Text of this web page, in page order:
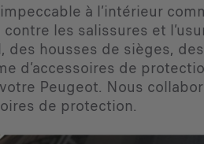
à l’intérieur
les salissures et
housses de sièges,
d’accessoires de
Peugeot. Nous
de protection.